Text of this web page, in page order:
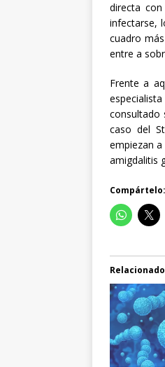
directa
infectarse,
cuadro
entre a
Frente a
consultado
caso del
empiezan
amigdalitis
Compártelo:
Relacionado